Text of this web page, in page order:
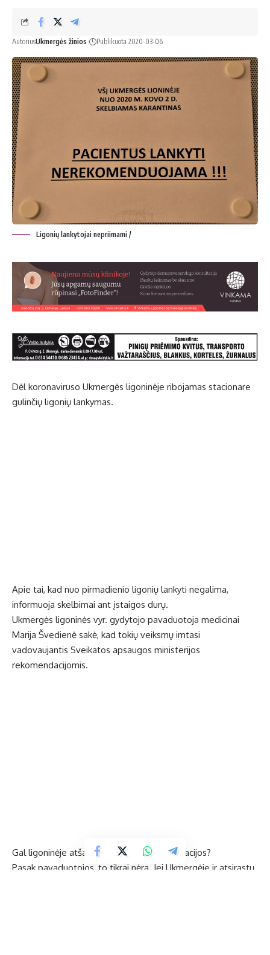
AutoriusUkmergės žinios Publikuota 2020-03-06
Ligonių lankytojai nepriimami /
Dėl koronaviruso Ukmergės ligoninėje ribojamas stacionare
gulinčių ligonių lankymas.
Apie tai, kad nuo pirmadienio ligonių lankyti negalima,
informuoja skelbimai ant įstaigos durų.
Ukmergės ligoninės vyr. gydytojo pavaduotoja medicinai
Marija Švedienė sakė, kad tokių veiksmų imtasi
vadovaujantis Sveikatos apsaugos ministerijos
rekomendacijomis.
Gal ligoninėje atšaukiamos ir planinės operacijos?
Pasak pavaduotojos, to tikrai nėra. Jei Ukmergėje ir atsirastų